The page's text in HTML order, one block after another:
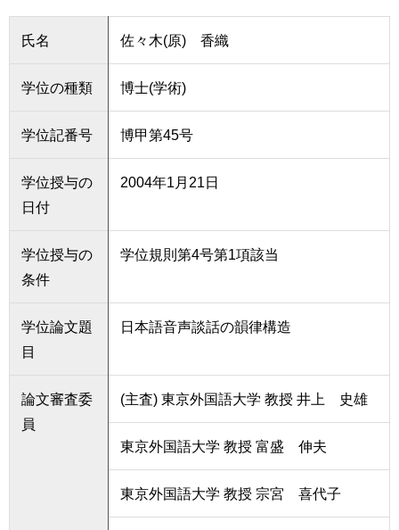
氏名 佐々木(原) 香織
学位の種類 博士(学術)
学位記番号 博甲第45号
学位授与の
日付
2004年1月21日
学位授与の
条件
学位規則第4号第1項該当
学位論文題
目
日本語音声談話の韻律構造
論文審査委
員
(主査) 東京外国語大学 教授 井上 史雄
東京外国語大学 教授 富盛 伸夫
東京外国語大学 教授 宗宮 喜代子